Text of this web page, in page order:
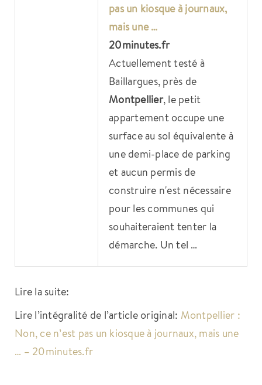
pas un kiosque à journaux,
mais une …
20minutes.fr
Actuellement testé à
Baillargues, près de
Montpellier, le petit
appartement occupe une
surface au sol équivalente à
une demi-place de parking
et aucun permis de
construire n'est nécessaire
pour les communes qui
souhaiteraient tenter la
démarche. Un tel …
Lire la suite:
Lire l’intégralité de l’article original: Montpellier :
Non, ce n’est pas un kiosque à journaux, mais une
… – 20minutes.fr